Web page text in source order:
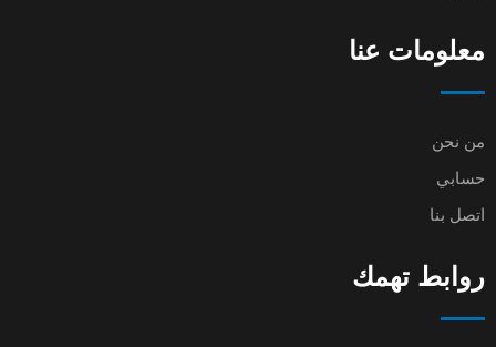
معلومات عنا
من نحن
حسابي
اتصل بنا
روابط تهمك